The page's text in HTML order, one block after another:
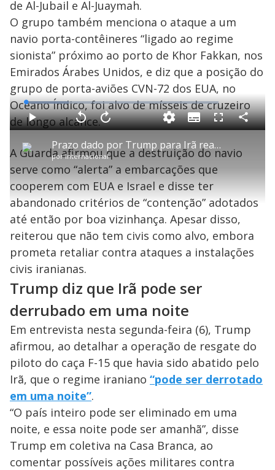
e
o
de Al-Jubail e Al-Juaymah.
O grupo também menciona o ataque a um
navio porta-contêineres “ligado ao regime
sionista” próximo ao porto de Khor Fakkan, nos
Emirados Árabes Unidos, e diz que a posição do
grupo de porta-aviões CVN-72 dos EUA, no
Oceano Índico, foi alvo de mísseis de cruzeiro
de longo alcance.
P
l
a
y
V
i
d
e
o
Prazo dado por Trump para Irã reabrir Estreito de Ormuz termina nesta terça (7)
porInternacional
P V
t
a
r
0
s
e
g
n
d
s
A
n
a
1
0
s
e
u
n
o
s
M
u
o
L
o
a
d
e
2
2
.
4
S
u
b
i
t
l
s
F
l
s
c
C
o
A Guarda afirmou que a destruição do navio
serve como “alerta” a embarcações que
cooperem com EUA e Israel e disse ter
abandonado critérios de “contenção” adotados
até então por boa vizinhança. Apesar disso,
reiterou que não tem civis como alvo, embora
prometa retaliar contra ataques a instalações
civis iranianas.
Trump diz que Irã pode ser
derrubado em uma noite
Em entrevista nesta segunda-feira (6), Trump
afirmou, ao detalhar a operação de resgate do
piloto do caça F-15 que havia sido abatido pelo
Irã, que o regime iraniano “pode ser derrotado
em uma noite”.
“O país inteiro pode ser eliminado em uma
noite, e essa noite pode ser amanhã”, disse
Trump em coletiva na Casa Branca, ao
comentar possíveis ações militares contra